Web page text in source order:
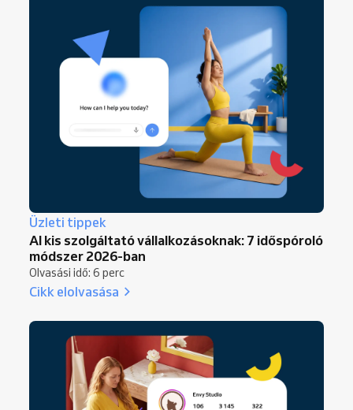
Üzleti tippek
AI kis szolgáltató vállalkozásoknak: 7 időspóroló
módszer 2026-ban
Olvasási idő: 6 perc
Cikk elolvasása